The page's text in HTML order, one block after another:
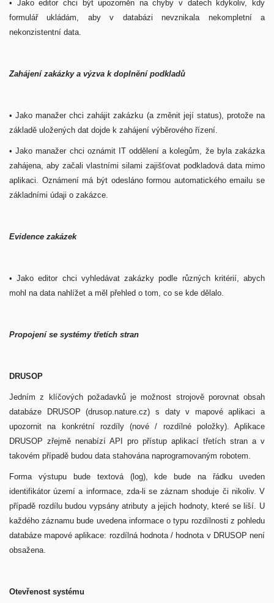
• Jako editor chci být upozorněn na chyby v datech kdykoliv, kdy
formulář ukládám, aby v databázi nevznikala nekompletní a
nekonzistentní data.
Zahájení zakázky a výzva k doplnění podkladů
• Jako manažer chci zahájit zakázku (a změnit její status), protože na
základě uložených dat dojde k zahájení výběrového řízení.
• Jako manažer chci oznámit IT oddělení a kolegům, že byla zakázka
zahájena, aby začali vlastními silami zajišťovat podkladová data mimo
aplikaci. Oznámení má být odesláno formou automatického emailu se
základními údaji o zakázce.
Evidence zakázek
•Jako editor chci vyhledávat zakázky podle různých kritérií, abych
mohl na data nahlížet a měl přehled o tom, co se kde dělalo.
Propojení se systémy třetích stran
DRUSOP
Jedním z klíčových požadavků je možnost strojově porovnat obsah
databáze DRUSOP (drusop.nature.cz) s daty v mapové aplikaci a
upozornit na konkrétní rozdíly (nové / rozdílné položky). Aplikace
DRUSOP zřejmě nenabízí API pro přístup aplikací třetích stran a v
takovém případě budou data stahována naprogramovaným robotem.
Forma výstupu bude textová (log), kde bude na řádku uveden
identifikátor území a informace, zda-li se záznam shoduje či nikoliv. V
případě rozdílu budou vypsány atributy a jejich hodnoty, které se liší. U
každého záznamu bude uvedena informace o typu rozdílnosti z pohledu
databáze mapové aplikace: rozdílná hodnota / hodnota v DRUSOP není
obsažena.
Otevřenost systému